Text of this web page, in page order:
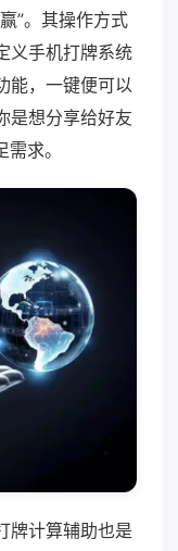
”。其操作方式
义手机打牌系统
能，一键便可以
是想分享给好友
求。
牌计算辅助也是